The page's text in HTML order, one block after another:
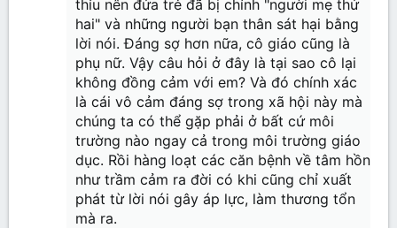
thỉu nên đứa trẻ đã bị chính "người mẹ thứ
hai" và những người bạn thân sát hại bằng
lời nói. Đáng sợ hơn nữa, cô giáo cũng là
phụ nữ. Vậy câu hỏi ở đây là tại sao cô lại
không đồng cảm với em? Và đó chính xác
là cái vô cảm đáng sợ trong xã hội này mà
chúng ta có thể gặp phải ở bất cứ môi
trường nào ngay cả trong môi trường giáo
dục. Rồi hàng loạt các căn bệnh về tâm hồn
như trầm cảm ra đời có khi cũng chỉ xuất
phát từ lời nói gây áp lực, làm thương tổn
mà ra.